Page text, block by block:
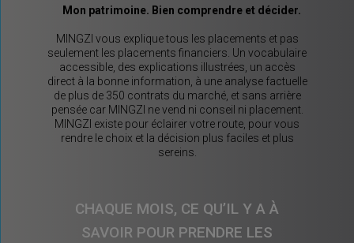
Mon patrimoine. Bien comprendre et décider.
MINGZI vous explique tous les placements et pas
seulement les placements financiers. Un vocabulaire
accessible, des explications illustrées, un accès
direct à la bonne information, à une analyse factuelle
de plus de 350 contrats du marché, et sans arrière
pensée car MINGZI ne vend ni conseil ni placement.
MINGZI existe pour éclairer votre route, pour vous
rendre le choix et la décision plus faciles et plus
sereins.
CHAQUE MOIS, CE QU’IL Y A À
SAVOIR POUR PRENDRE LES